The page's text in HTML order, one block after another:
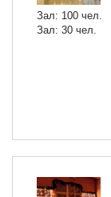
Зал: 100 чел.
Зал: 30 чел.